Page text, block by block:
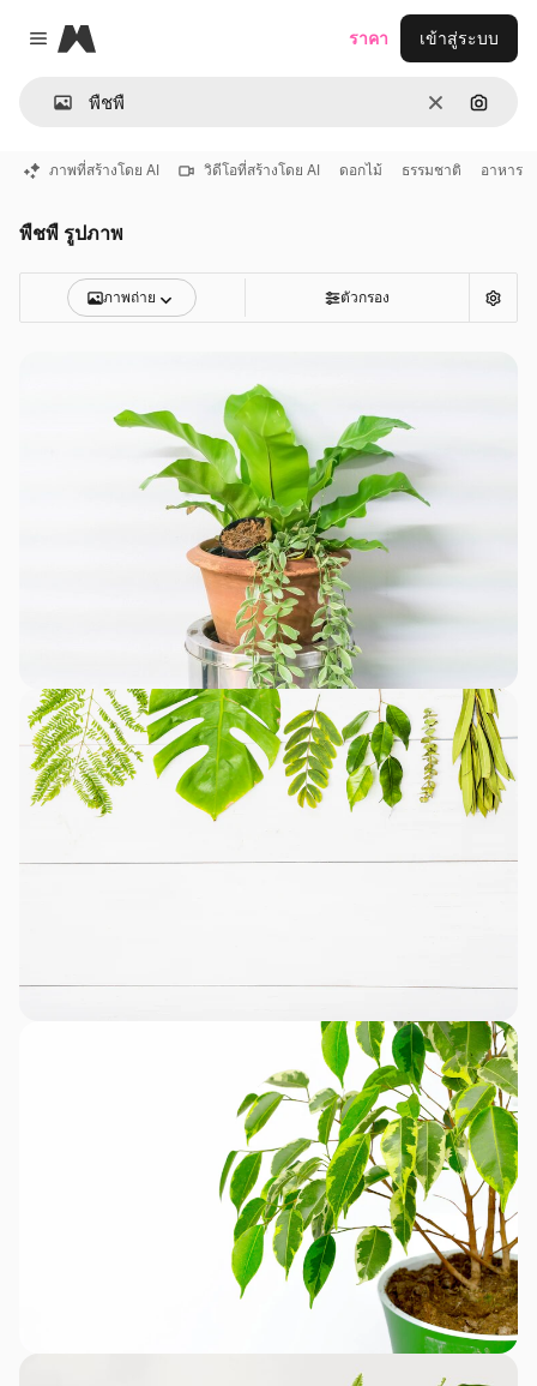
Close menu
Magnific
ชัดเจนค้นหา
ราคา เข้าสู่ระบบ
ภาพที่สร้างโดย AI วิดีโอที่สร้างโดย AI ดอกไม้ ธรรมชาติ อาหาร
พืชพื รูปภาพ
ภาพถ่าย ตัวกรอง